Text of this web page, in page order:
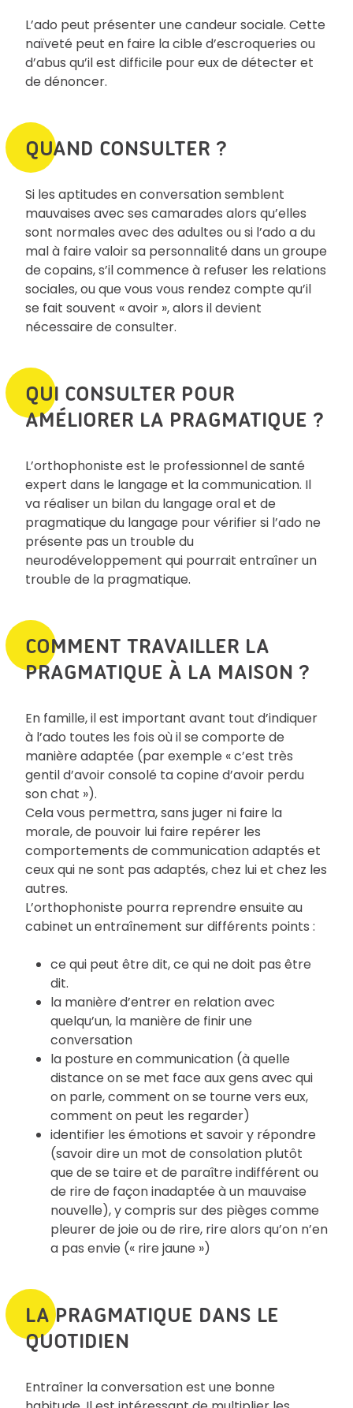
L’ado peut présenter une candeur sociale. Cette
naïveté peut en faire la cible d’escroqueries ou
d’abus qu’il est difficile pour eux de détecter et
de dénoncer.
QUAND CONSULTER ?
Si les aptitudes en conversation semblent
mauvaises avec ses camarades alors qu’elles
sont normales avec des adultes ou si l’ado a du
mal à faire valoir sa personnalité dans un groupe
de copains, s’il commence à refuser les relations
sociales, ou que vous vous rendez compte qu’il
se fait souvent « avoir », alors il devient
nécessaire de consulter.
QUI CONSULTER POUR
AMÉLIORER LA PRAGMATIQUE ?
L’orthophoniste est le professionnel de santé
expert dans le langage et la communication. Il
va réaliser un bilan du langage oral et de
pragmatique du langage pour vérifier si l’ado ne
présente pas un trouble du
neurodéveloppement qui pourrait entraîner un
trouble de la pragmatique.
COMMENT TRAVAILLER LA
PRAGMATIQUE À LA MAISON ?
En famille, il est important avant tout d’indiquer
à l’ado toutes les fois où il se comporte de
manière adaptée (par exemple « c’est très
gentil d’avoir consolé ta copine d’avoir perdu
son chat »).
Cela vous permettra, sans juger ni faire la
morale, de pouvoir lui faire repérer les
comportements de communication adaptés et
ceux qui ne sont pas adaptés, chez lui et chez les
autres.
L’orthophoniste pourra reprendre ensuite au
cabinet un entraînement sur différents points :
ce qui peut être dit, ce qui ne doit pas être
dit.
la manière d’entrer en relation avec
quelqu’un, la manière de finir une
conversation
la posture en communication (à quelle
distance on se met face aux gens avec qui
on parle, comment on se tourne vers eux,
comment on peut les regarder)
identifier les émotions et savoir y répondre
(savoir dire un mot de consolation plutôt
que de se taire et de paraître indifférent ou
de rire de façon inadaptée à un mauvaise
nouvelle), y compris sur des pièges comme
pleurer de joie ou de rire, rire alors qu’on n’en
a pas envie (« rire jaune »)
LA PRAGMATIQUE DANS LE
QUOTIDIEN
Entraîner la conversation est une bonne